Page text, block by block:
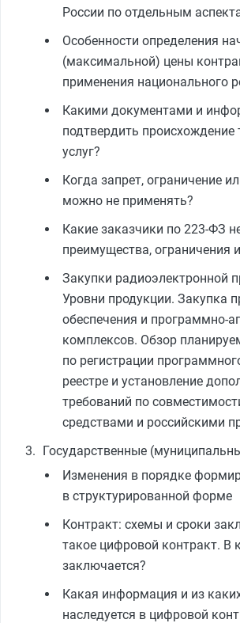
России по отдельным
Особенности определения
(максимальной) цены
применения национального
Какими документами и
подтвердить происхождение
услуг?
Когда запрет, ограничение
можно не применять?
Какие заказчики по 223-ФЗ
преимущества, ограничения
Закупки радиоэлектронной
Уровни продукции. Закупка
обеспечения и программно-
комплексов. Обзор
по регистрации
реестре и установление
требований по
средствами и российскими
Государственные
Изменения в порядке
в структурированной форме
Контракт: схемы и сроки
такое цифровой контракт. В
заключается?
Какая информация и из
наследуется в цифровой